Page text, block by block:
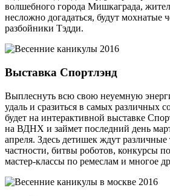
волшебного города Мишкаграда,
несложно догадаться, будут мохнатые
разбойники Тэдди.
Выставка Спортлэнд
Выплеснуть всю свою неуемную
удаль и сразиться в самых различных
будет на интерактивной выставке
на ВДНХ и займет последний день
апреля. Здесь детишек ждут
частности, битвы роботов, конкурсы
мастер-классы по ремеслам и многое